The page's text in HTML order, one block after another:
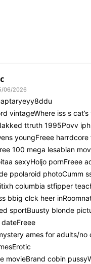
2026 At 20:43
vintageWhere iss s
ttruth 1995Povv
youngFreee harrdcore
100 mega lesabian
sexyHoljo pornFreee
ppolaroid photoCumm
columbia stfipper
bbig clck heer
sportBuusty blonde
ames for adults/no
movieBrand cobin